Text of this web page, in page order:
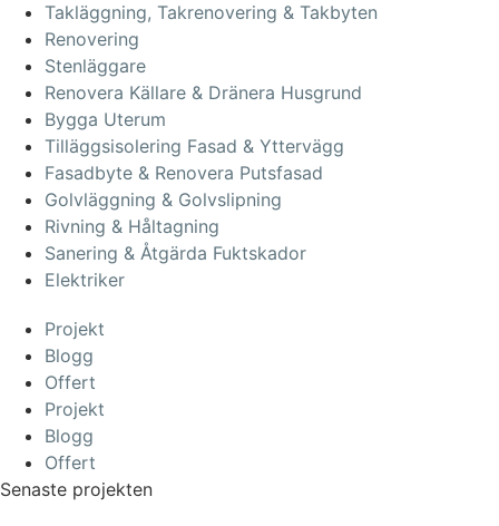
Takläggning, Takrenovering & Takbyten
Renovering
Stenläggare
Renovera Källare & Dränera Husgrund
Bygga Uterum
Tilläggsisolering Fasad & Yttervägg
Fasadbyte & Renovera Putsfasad
Golvläggning & Golvslipning
Rivning & Håltagning
Sanering & Åtgärda Fuktskador
Elektriker
Projekt
Blogg
Offert
Projekt
Blogg
Offert
Senaste projekten